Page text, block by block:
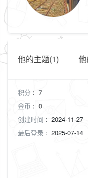
他的主题(1)
积分 : 7
金币 : 0
创建时间 : 2024-11-27
最后登录 : 2025-07-14